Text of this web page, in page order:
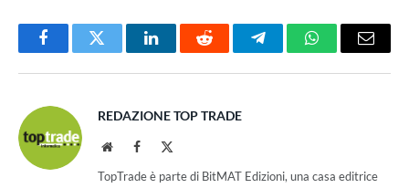
FacebookTwitter LinkedInReddit TelegramWhatsAppEmail
REDAZIONE TOP TRADE
WebsiteFacebook
TopTrade è parte di BitMAT Edizioni, una casa editrice